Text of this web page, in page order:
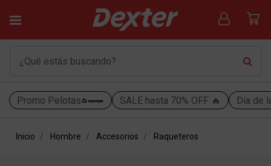
Promo Pelotas SALE hasta 70% OFF 🔥 Día de
Inicio Hombre Accesorios Raqueteros